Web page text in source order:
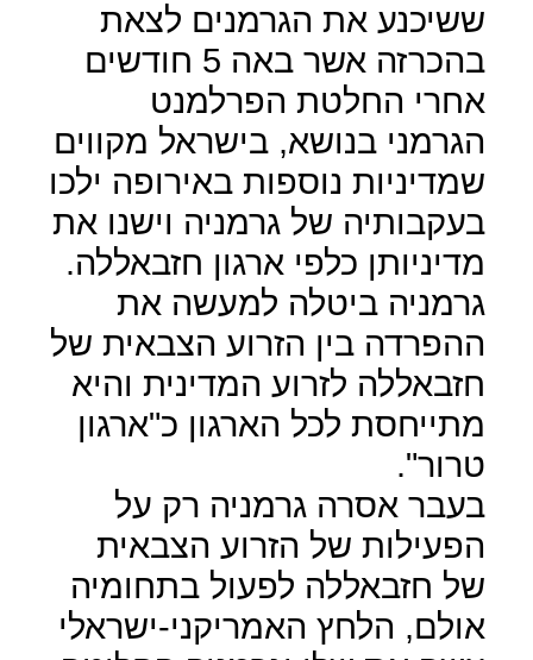
ששיכנע את הגרמנים לצאת
בהכרזה אשר באה 5 חודשים
אחרי החלטת הפרלמנט
הגרמני בנושא, בישראל מקווים
שמדיניות נוספות באירופה ילכו
בעקבותיה של גרמניה וישנו את
מדיניותן כלפי ארגון חזבאללה.
גרמניה ביטלה למעשה את
ההפרדה בין הזרוע הצבאית של
חזבאללה לזרוע המדינית והיא
מתייחסת לכל הארגון כ"ארגון
טרור".
בעבר אסרה גרמניה רק על
הפעילות של הזרוע הצבאית
של חזבאללה לפעול בתחומיה
אולם, הלחץ האמריקני-ישראלי